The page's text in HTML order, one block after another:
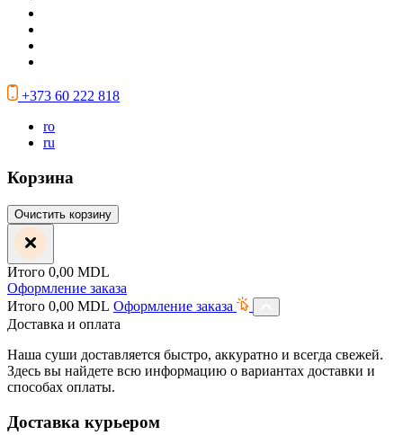
+373 60 222 818
ro
ru
Корзина
Очистить корзину
Итого 0,00 MDL
Оформление заказа
Итого 0,00 MDL Оформление заказа
Доставка и оплата
Наша суши доставляется быстро, аккуратно и всегда свежей.
Здесь вы найдете всю информацию о вариантах доставки и
способах оплаты.
Доставка курьером